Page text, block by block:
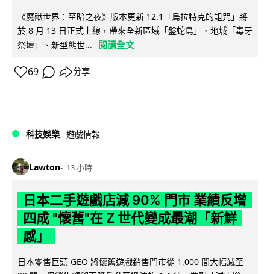
《魔獸世界：至暗之夜》版本更新 12.1「烏拉特克的詛咒」將
於 8 月 13 日正式上線，帶來全新區域「盤蛇島」、地城「毒牙
祭壇」、新型態世...
閱讀全文
69 分享
科技娛樂 遊戲情報
Lawton 13 小時
日本二手遊戲店減 90% 門市 業績反增
四成 "懷舊"在 Z 世代變成最潮「新鮮
感」
日本零售巨頭 GEO 將懷舊遊戲銷售門市從 1,000 間大幅減至